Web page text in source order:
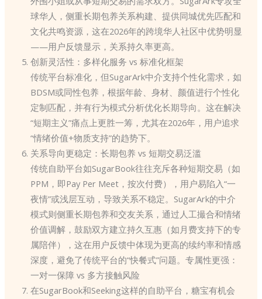
球华人，侧重长期包养关系构建、提供同城优先匹配和
文化共鸣资源，这在2026年的跨境华人社区中优势明显
——用户反馈显示，关系持久率更高。
创新灵活性：多样化服务 vs 标准化框架
传统平台标准化，但SugarArk中介支持个性化需求，如
BDSM或同性包养，根据年龄、身材、颜值进行个性化
定制匹配，并有行为模式分析优化长期导向。这在解决
“短期主义”痛点上更胜一筹，尤其在2026年，用户追求
“情绪价值+物质支持”的趋势下。
关系导向更稳定：长期包养 vs 短期交易泛滥
传统自助平台如SugarBook往往充斥各种短期交易（如
PPM，即Pay Per Meet，按次付费），用户易陷入“一
夜情”或浅层互动，导致关系不稳定。SugarArk的中介
模式则侧重长期包养和交友关系，通过人工撮合和情绪
价值调解，鼓励双方建立持久互惠（如月费支持下的专
属陪伴），这在用户反馈中体现为更高的续约率和情感
深度，避免了传统平台的“快餐式”问题。专属性更强：
一对一保障 vs 多方接触风险
在SugarBook和Seeking这样的自助平台，糖宝有机会